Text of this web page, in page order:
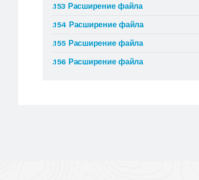
.153 Расширение файла
.154 Расширение файла
.155 Расширение файла
.156 Расширение файла